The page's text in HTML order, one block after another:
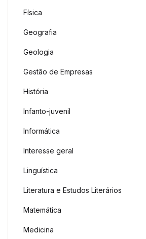
Física
Geografia
Geologia
Gestão de Empresas
História
Infanto-juvenil
Informática
Interesse geral
Linguística
Literatura e Estudos Literários
Matemática
Medicina